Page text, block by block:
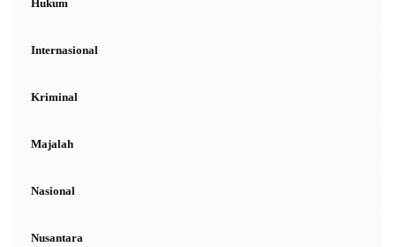
Hukum
Internasional
Kriminal
Majalah
Nasional
Nusantara